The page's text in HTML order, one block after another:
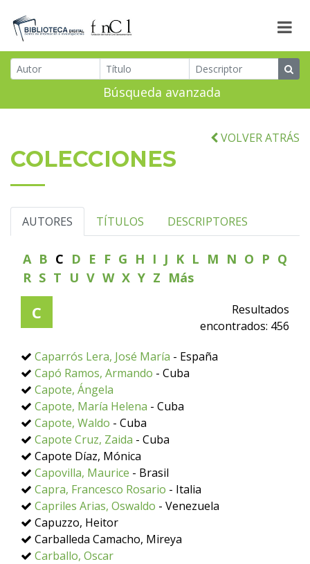
Búsqueda avanzada
VOLVER ATRÁS
COLECCIONES
AUTORES TÍTULOS DESCRIPTORES
A B C D E F G H I J K L M N O P Q
R S T U V W X Y Z Más
C
Resultados
encontrados: 456
Caparrós Lera, José María - España
Capó Ramos, Armando - Cuba
Capote, Ángela
Capote, María Helena - Cuba
Capote, Waldo - Cuba
Capote Cruz, Zaida - Cuba
Capote Díaz, Mónica
Capovilla, Maurice - Brasil
Capra, Francesco Rosario - Italia
Capriles Arias, Oswaldo - Venezuela
Capuzzo, Heitor
Carballeda Camacho, Mireya
Carballo, Oscar